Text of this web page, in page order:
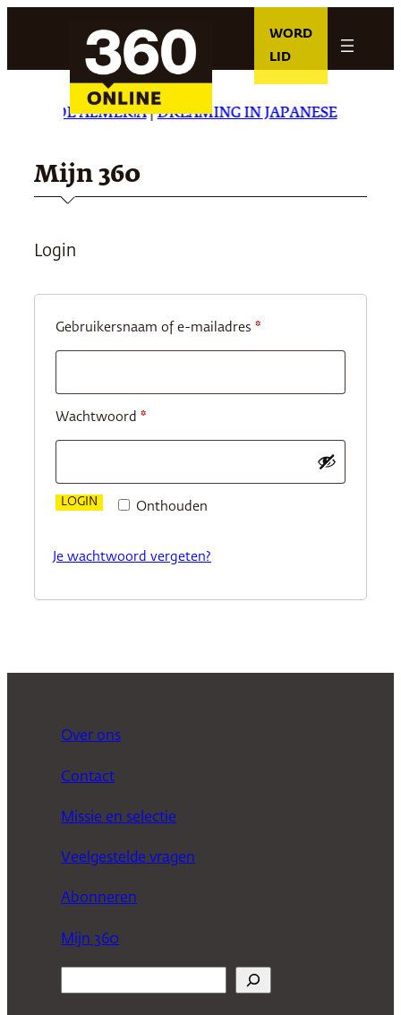
WORD
LID
DE ALMERÍA|DREAMING IN JAPANESE|
Mijn 360
Login
Gebruikersnaam of e-mailadres *Vereist
Wachtwoord *Vereist
Onthouden
LOGIN
Je wachtwoord vergeten?
Over ons
Contact
Missie en selectie
Veelgestelde vragen
Abonneren
Mijn 360